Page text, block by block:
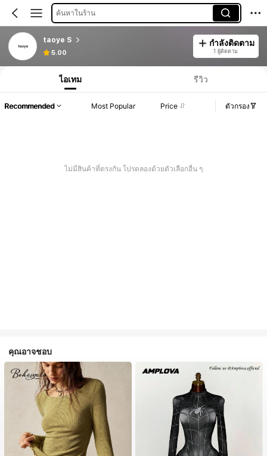
ค้นหาในร้าน
taoye S
5.00
กำลังติดตาม
1 ผู้ติดตาม
ไอเทม รีวิว
Recommended Most Popular Price ตัวกรอง
ไม่มีสินค้าที่ตรงกัน โปรดลองด้วยตัวเลือกอื่น ๆ
คุณอาจชอบ